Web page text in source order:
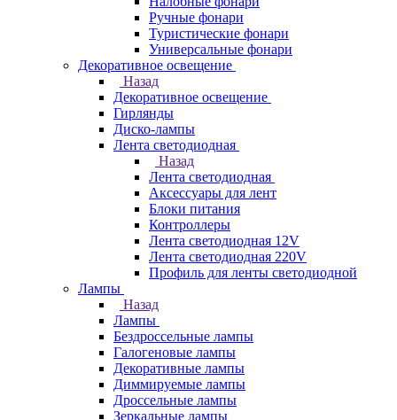
Ручные фонари
Туристические фонари
Универсальные фонари
Декоративное освещение
Назад
Декоративное освещение
Гирлянды
Диско-лампы
Лента светодиодная
Назад
Лента светодиодная
Аксессуары для лент
Блоки питания
Контроллеры
Лента светодиодная 12V
Лента светодиодная 220V
Профиль для ленты светодиодной
Лампы
Назад
Лампы
Бездроссельные лампы
Галогеновые лампы
Декоративные лампы
Диммируемые лампы
Дроссельные лампы
Зеркальные лампы